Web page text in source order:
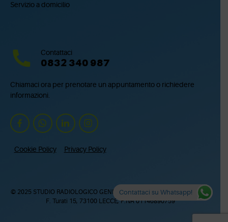
Servizio a domicilio
Contattaci
0832 340 987
Chiamaci ora per prenotare un appuntamento o richiedere
informazioni.
Cookie Policy Privacy Policy
© 2025 STUDIO RADIOLOGICO GENNARO QUARTA COLOSSO SRL – via
F. Turati 15, 73100 LECCE, P.IVA 01146890759
Contattaci su Whatsapp!